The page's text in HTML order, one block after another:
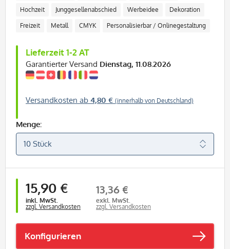
Hochzeit Junggesellenabschied Werbeidee Dekoration
Freizeit Metall CMYK Personalisierbar / Onlinegestaltung
Lieferzeit 1-2 AT
Garantierter Versand Dienstag, 11.08.2026
Versandkosten ab 4,80 € (innerhalb von Deutschland)
Menge:
15,90 €
inkl. MwSt.
zzgl. Versandkosten
13,36 €
exkl. MwSt.
zzgl. Versandkosten
Konfigurieren